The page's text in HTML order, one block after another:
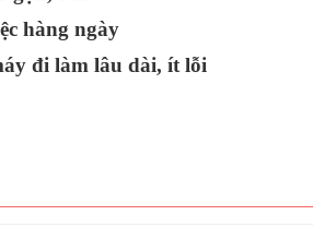
hàng ngày
đi làm lâu dài, ít lỗi